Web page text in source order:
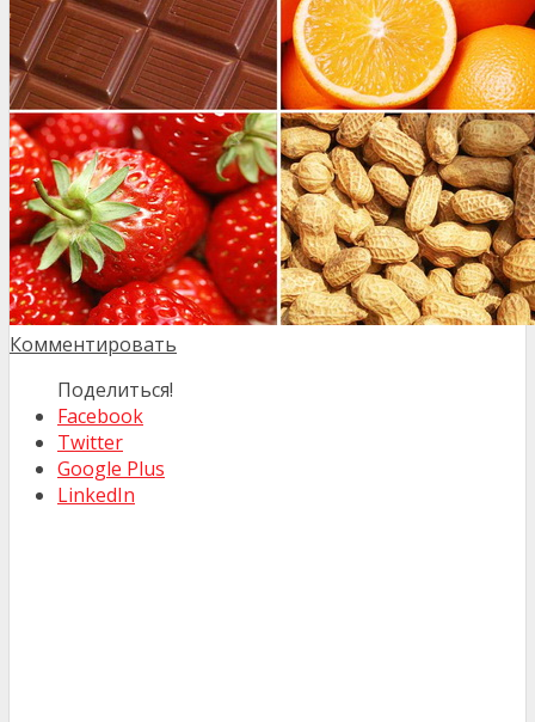
Комментировать
Поделиться!
Facebook
Twitter
Google Plus
LinkedIn